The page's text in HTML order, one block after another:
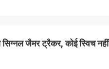
सिग्नल जैमर ट्रैकर, कोई स्विच नहीं